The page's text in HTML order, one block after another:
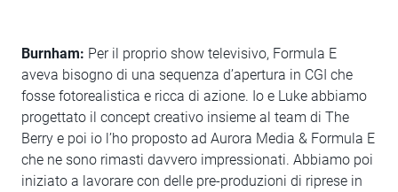
Burnham: Per il proprio show televisivo, Formula E
aveva bisogno di una sequenza d’apertura in CGI che
fosse fotorealistica e ricca di azione. Io e Luke abbiamo
progettato il concept creativo insieme al team di The
Berry e poi io l’ho proposto ad Aurora Media & Formula E
che ne sono rimasti davvero impressionati. Abbiamo poi
iniziato a lavorare con delle pre-produzioni di riprese in